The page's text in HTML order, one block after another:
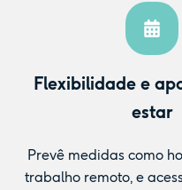
Flexibilidade e
estar
Prevê medidas como
trabalho remoto, e